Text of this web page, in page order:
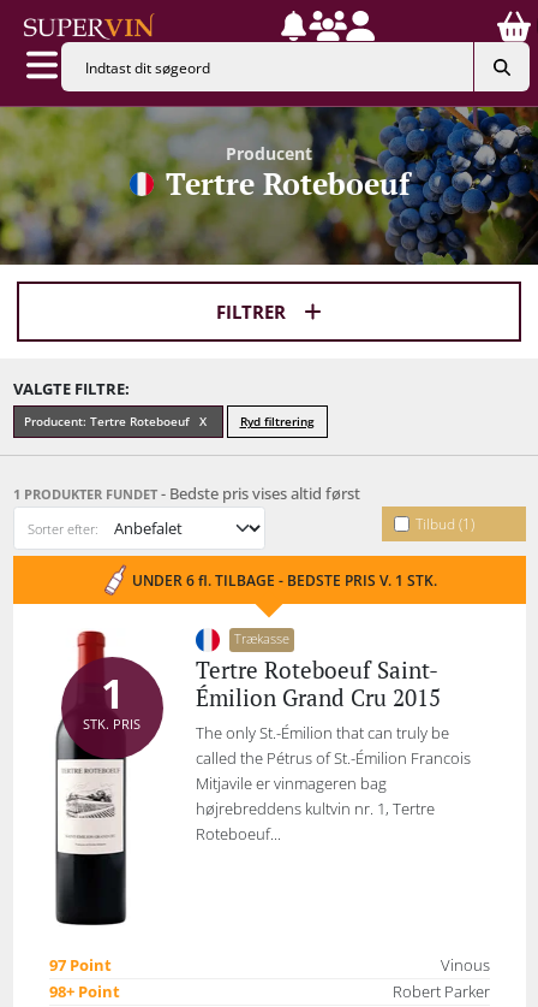
Producent
Tertre Roteboeuf
FILTRER
VALGTE FILTRE:
Producent: Tertre Roteboeuf Ryd filtrering
1 PRODUKTER FUNDET - Bedste pris vises altid først
Tilbud (1)
Sorter efter:
UNDER 6 fl. TILBAGE - BEDSTE PRIS V. 1 STK.
1
STK. PRIS
Trækasse
Tertre Roteboeuf Saint-
Émilion Grand Cru 2015
The only St.-Émilion that can truly be
called the Pétrus of St.-Émilion Francois
Mitjavile er vinmageren bag
højrebreddens kultvin nr. 1, Tertre
Roteboeuf...
97 Point
Vinous
98+ Point
Robert Parker